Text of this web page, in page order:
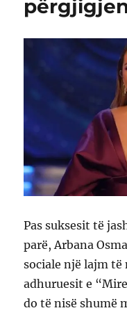
Pas suksesit të
parë, Arbana
sociale një lajm
adhuruesit e
do të nisë shumë